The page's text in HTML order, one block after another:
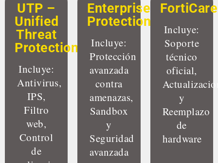
UTP –
Unified
Threat
Protection
Incluye:
Antivirus,
IPS,
Filtro
web,
Control
de
Enterprise
Protection
Incluye:
Protección
avanzada
contra
amenazas,
Sandbox
y
Seguridad
avanzada
FortiCare
Incluye:
Soporte
técnico
oficial,
y
Reemplazo
de
hardware